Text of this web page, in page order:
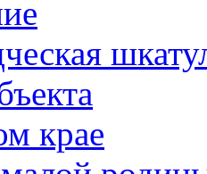
крае